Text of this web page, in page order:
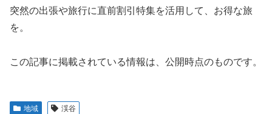
突然の出張や旅行に直前割引特集を活用して、お得な旅
を。
この記事に掲載されている情報は、公開時点のものです。
地域 渓谷